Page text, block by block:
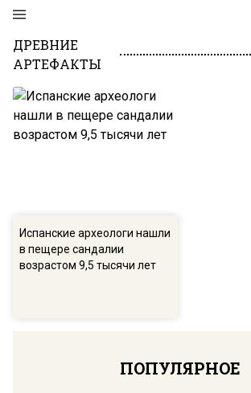
ДРЕВНИЕ
АРТЕФАКТЫ
Испанские археологи нашли
в пещере сандалии
возрастом 9,5 тысячи лет
ПОПУЛЯРНОЕ